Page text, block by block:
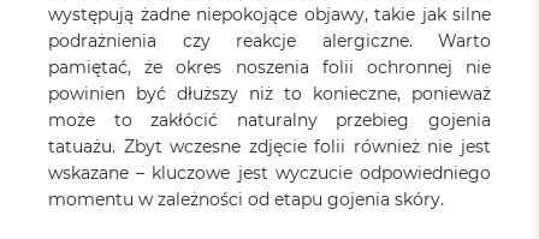
występują żadne niepokojące objawy, takie jak silne
podrażnienia czy reakcje alergiczne. Warto
pamiętać, że okres noszenia folii ochronnej nie
powinien być dłuższy niż to konieczne, ponieważ
może to zakłócić naturalny przebieg gojenia
tatuażu. Zbyt wczesne zdjęcie folii również nie jest
wskazane – kluczowe jest wyczucie odpowiedniego
momentu w zależności od etapu gojenia skóry.